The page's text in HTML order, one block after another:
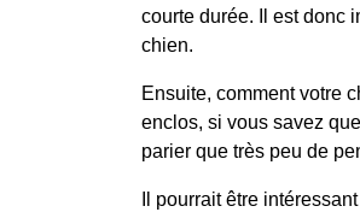
courte durée. Il est donc
chien.
Ensuite, comment votre
enclos, si vous savez
parier que très peu de
Il pourrait être